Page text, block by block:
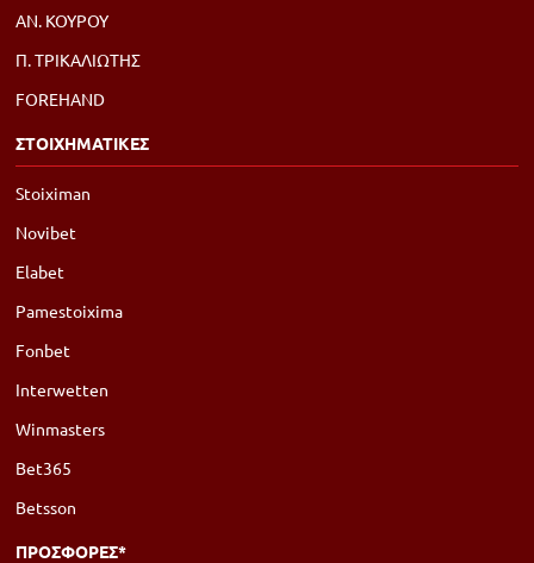
ΑΝ. ΚΟΥΡΟΥ
Π. ΤΡΙΚΑΛΙΩΤΗΣ
FOREHAND
ΣΤΟΙΧΗΜΑΤΙΚΕΣ
Stoiximan
Novibet
Elabet
Pamestoixima
Fonbet
Interwetten
Winmasters
Bet365
Betsson
ΠΡΟΣΦΟΡΕΣ*